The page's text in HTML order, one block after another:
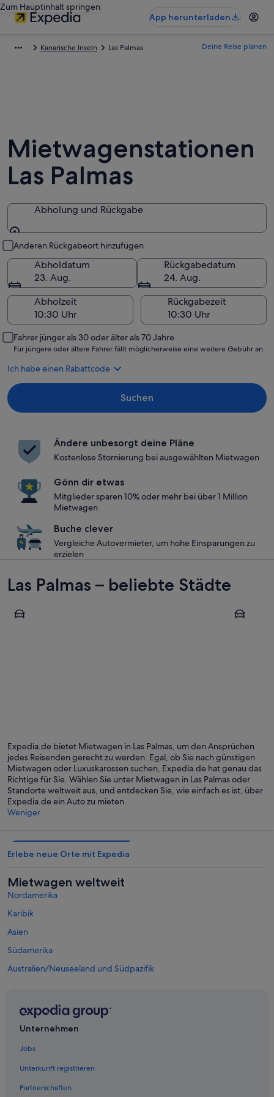
Zum Hauptinhalt springen
App herunterladen
Kanarische Inseln Las Palmas Deine Reise planen
Mietwagenstationen
Las Palmas
Abholung und Rückgabe
Anderen Rückgabeort hinzufügen
Abholdatum
23. Aug.
Rückgabedatum
24. Aug.
Abholzeit
Rückgabezeit
Fahrer jünger als 30 oder älter als 70 Jahre
Für jüngere oder ältere Fahrer fällt möglicherweise eine weitere Gebühr an.
Ich habe einen Rabattcode
Suchen
Ändere unbesorgt deine Pläne
Kostenlose Stornierung bei ausgewählten Mietwagen
Gönn dir etwas
Mitglieder sparen 10% oder mehr bei über 1 Million
Mietwagen
Buche clever
Vergleiche Autovermieter, um hohe Einsparungen zu
erzielen
Las Palmas – beliebte Städte
Pajara Las
Expedia.de bietet Mietwagen in Las Palmas, um den Ansprüchen
jedes Reisenden gerecht zu werden. Egal, ob Sie nach günstigen
Mietwagen oder Luxuskarossen suchen, Expedia.de hat genau das
Richtige für Sie. Wählen Sie unter Mietwagen in Las Palmas oder
Standorte weltweit aus, und entdecken Sie, wie einfach es ist, über
Expedia.de ein Auto zu mieten.
Weniger
Erlebe neue Orte mit Expedia
Mietwagen weltweit
Nordamerika
Karibik
Asien
Südamerika
Australien/Neuseeland und Südpazifik
Naher Osten
Afrika
Top-Destinationen Las Palmas
Mietwagen in San Bartolomé de Tirajana
Mietwagen in Mogan
Mietwagen in Tías
Unternehmen
Jobs
Unterkunft registrieren
Partnerschaften